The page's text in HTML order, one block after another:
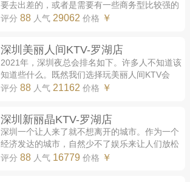
要去出差的，或者是需要有一些商务型比较强的
活动，但是不管是哪一种，都是需要有一个地方
评分 88 人气 29062 价格 ￥
深圳美丽人间KTV-罗湖店
2021年，深圳夜总会排名如下。许多人不知道该
知道些什么。既然我们选择玩美丽人间KTV会
所，那么深圳夜总会有什么好玩的呢？消费状况
评分 88 人气 21162 价格 ￥
深圳新丽晶KTV-罗湖店
深圳一个让人来了就不想离开的城市。作为一个
经济发达的城市，自然少不了娱乐来让人们放松
身心。深圳的娱乐行业飞速发展，而街拍、酒
评分 88 人气 16779 价格 ￥